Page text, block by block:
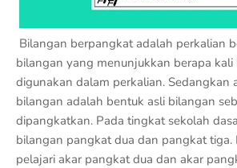
Bilangan berpangkat adalah perkalian
bilangan yang menunjukkan berapa
digunakan dalam perkalian. Sedangkan
bilangan adalah bentuk asli bilangan
dipangkatkan. Pada tingkat sekolah
bilangan pangkat dua dan pangkat tiga.
pelajari akar pangkat dua dan akar